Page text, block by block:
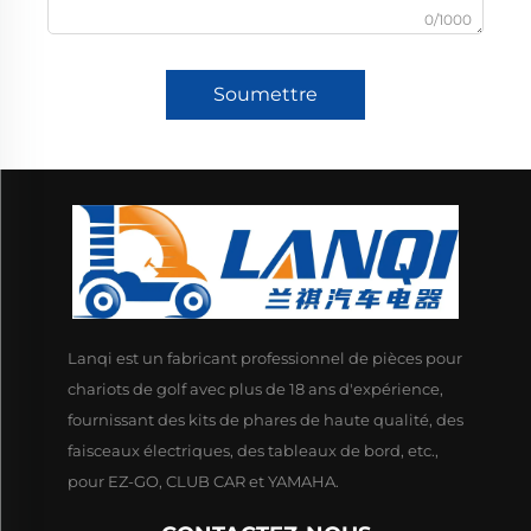
0/1000
Soumettre
Lanqi est un fabricant professionnel de pièces pour
chariots de golf avec plus de 18 ans d'expérience,
fournissant des kits de phares de haute qualité, des
faisceaux électriques, des tableaux de bord, etc.,
pour EZ-GO, CLUB CAR et YAMAHA.